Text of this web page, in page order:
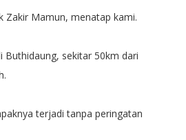
Zakir Mamun, menatap kami.
Buthidaung, sekitar 50km dari
terjadi tanpa peringatan